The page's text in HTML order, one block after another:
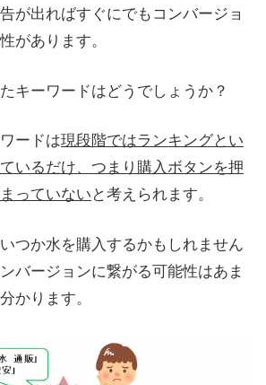
が出ればすぐにでもコンバージョ
があります。
キーワードはどうでしょうか？
ードは現段階ではランキングとい
いるだけ、つまり購入ボタンを押
っていないと考えられます。
つか水を購入するかもしれません
バージョンに繋がる可能性はあま
かります。